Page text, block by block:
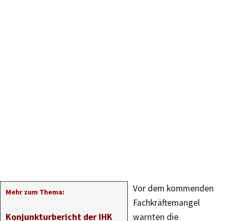
Mehr zum Thema:
Konjunkturbericht der IHK
Vor dem kommenden
Fachkräftemangel
warnten die